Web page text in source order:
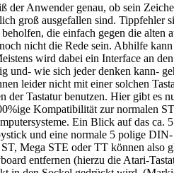
Anwender genau, ob sein
groß ausgefallen sind.
die einfach gegen die
nicht die Rede sein. Abhilfe
wird dabei ein Interface an
und- wie sich jeder denken kann-
leider nicht mit einer solchen
Tastatur benutzen. Hier gibt es
Kompatibilität zur normalen
Ein Blick auf das
und eine normale 5 polige
Mega STE oder TT können
entfernen (hierzu die Atari-